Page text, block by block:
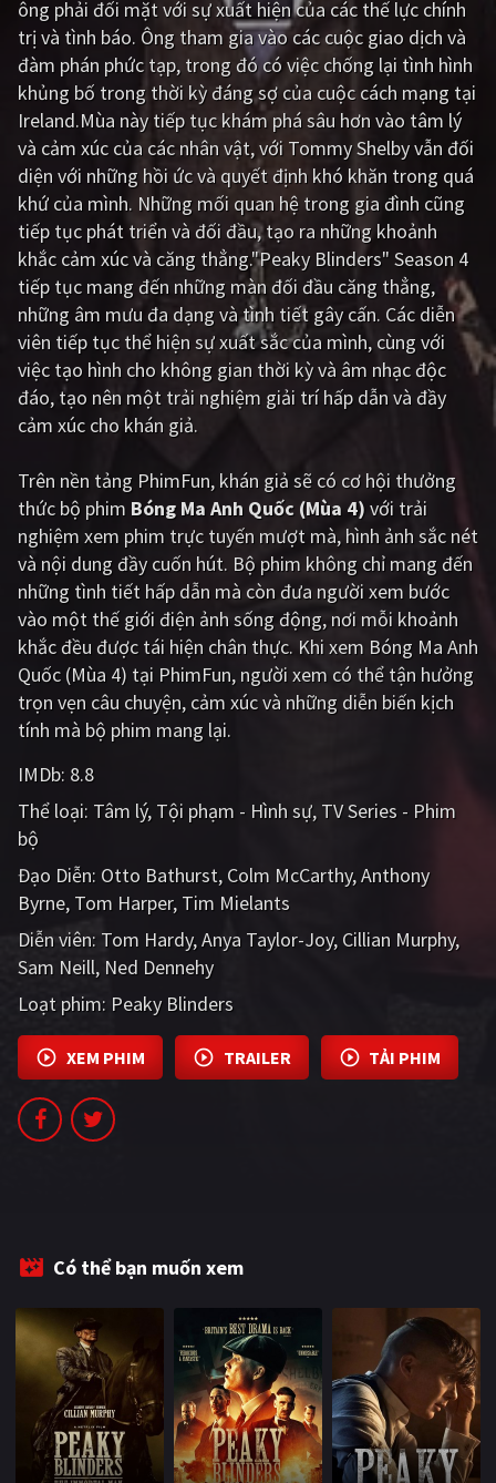
Giật gân Gia đình
Bí ẩn Lịch sử
Viễn Tây Tiểu sử
GameShow DramaTV
QUỐC GIA
Âu - Mỹ Trung Quốc - Hồng Kông
Hàn Quốc Nhật Bản
Ấn Độ Việt Nam
Tổng hợp
CẬP NHẬT
PHIM MỚI
PHIM BỘ
PHIM LẺ
PHIM CHIẾU RẠP
TUYỂN TẬP PHIM
BLOG
ông phải đối mặt với sự xuất hiện của các thế lực chính
trị và tình báo. Ông tham gia vào các cuộc giao dịch và
đàm phán phức tạp, trong đó có việc chống lại tình hình
khủng bố trong thời kỳ đáng sợ của cuộc cách mạng tại
Ireland.Mùa này tiếp tục khám phá sâu hơn vào tâm lý
và cảm xúc của các nhân vật, với Tommy Shelby vẫn đối
diện với những hồi ức và quyết định khó khăn trong quá
khứ của mình. Những mối quan hệ trong gia đình cũng
tiếp tục phát triển và đối đầu, tạo ra những khoảnh
khắc cảm xúc và căng thẳng."Peaky Blinders" Season 4
tiếp tục mang đến những màn đối đầu căng thẳng,
những âm mưu đa dạng và tình tiết gây cấn. Các diễn
viên tiếp tục thể hiện sự xuất sắc của mình, cùng với
việc tạo hình cho không gian thời kỳ và âm nhạc độc
đáo, tạo nên một trải nghiệm giải trí hấp dẫn và đầy
cảm xúc cho khán giả.
Trên nền tảng PhimFun, khán giả sẽ có cơ hội thưởng
thức bộ phim Bóng Ma Anh Quốc (Mùa 4) với trải
nghiệm xem phim trực tuyến mượt mà, hình ảnh sắc nét
và nội dung đầy cuốn hút. Bộ phim không chỉ mang đến
những tình tiết hấp dẫn mà còn đưa người xem bước
vào một thế giới điện ảnh sống động, nơi mỗi khoảnh
khắc đều được tái hiện chân thực. Khi xem Bóng Ma Anh
Quốc (Mùa 4) tại PhimFun, người xem có thể tận hưởng
trọn vẹn câu chuyện, cảm xúc và những diễn biến kịch
tính mà bộ phim mang lại.
IMDb: 8.8
Thể loại: Tâm lý Tội phạm - Hình sự TV Series - Phim
bộ
Đạo Diễn: Otto Bathurst Colm McCarthy Anthony
Byrne Tom Harper Tim Mielants
Diễn viên: Tom Hardy Anya Taylor-Joy Cillian Murphy
Sam Neill Ned Dennehy
Loạt phim: Peaky Blinders
XEM PHIM TRAILER TẢI PHIM
Có thể bạn muốn xem